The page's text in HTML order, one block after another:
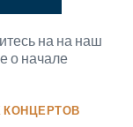
на на наш
о начале
КОНЦЕРТОВ